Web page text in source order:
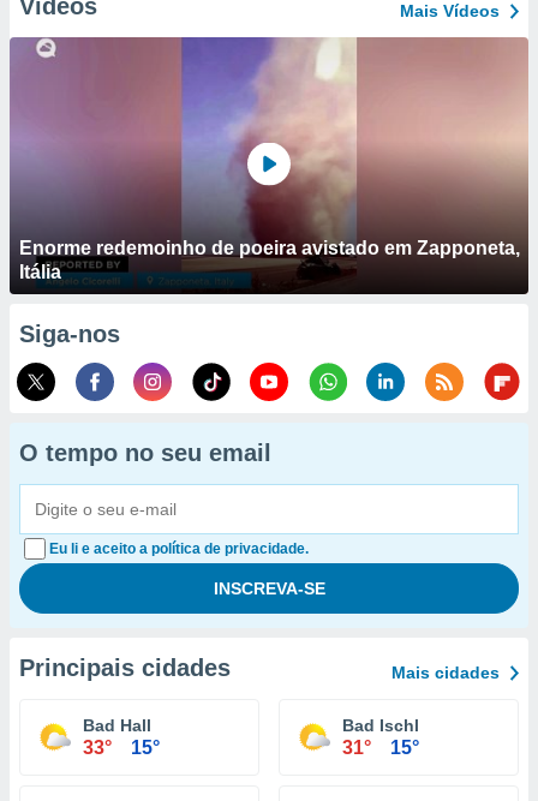
Vídeos Mais Vídeos
Enorme redemoinho de poeira avistado em Zapponeta,
Itália
Siga-nos
O tempo no seu email
Eu li e aceito a política de privacidade.
Principais cidades Mais cidades
Bad Hall
33° 15°
Bad Ischl
31° 15°